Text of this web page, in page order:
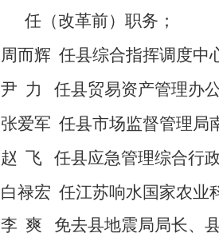
任（改革前）职务；
周而辉 任县综合指挥调度中
尹 力
任县贸易资产管理办
张爱军 任县市场监督管理局
赵 飞
任县应急管理综合行
白禄宏 任江苏响水国家农业
李 爽
免去县地震局局长、